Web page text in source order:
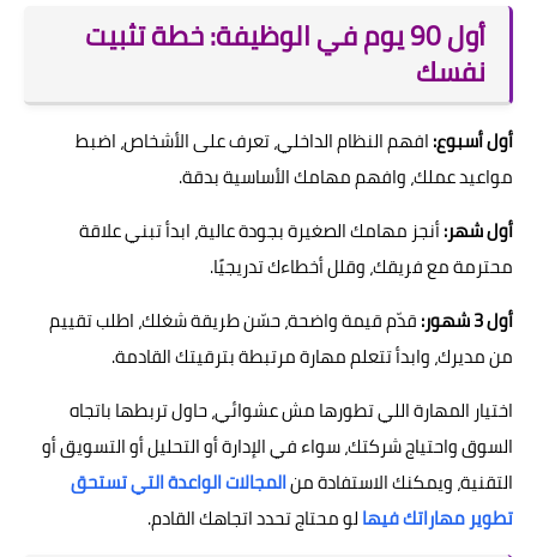
أول 90 يوم في الوظيفة: خطة تثبيت
نفسك
أول أسبوع:افهم النظام الداخلي، تعرف على الأشخاص، اضبط
مواعيد عملك، وافهم مهامك الأساسية بدقة.
أول شهر:أنجز مهامك الصغيرة بجودة عالية، ابدأ تبني علاقة
محترمة مع فريقك، وقلل أخطاءك تدريجيًا.
أول 3 شهور:
قدّم قيمة واضحة، حسّن طريقة شغلك، اطلب تقييم
من مديرك، وابدأ تتعلم مهارة مرتبطة بترقيتك القادمة.
اختيار المهارة اللي تطورها مش عشوائي، حاول تربطها باتجاه
السوق واحتياج شركتك، سواء في الإدارة أو التحليل أو التسويق أو
التقنية، ويمكنك الاستفادة منالمجالات الواعدة التي تستحق
تطوير مهاراتك فيهالو محتاج تحدد اتجاهك القادم.